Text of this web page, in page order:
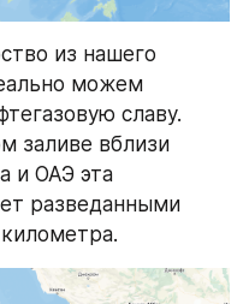
из нашего
можем
славу.
заливе вблизи
и ОАЭ эта
разведанными